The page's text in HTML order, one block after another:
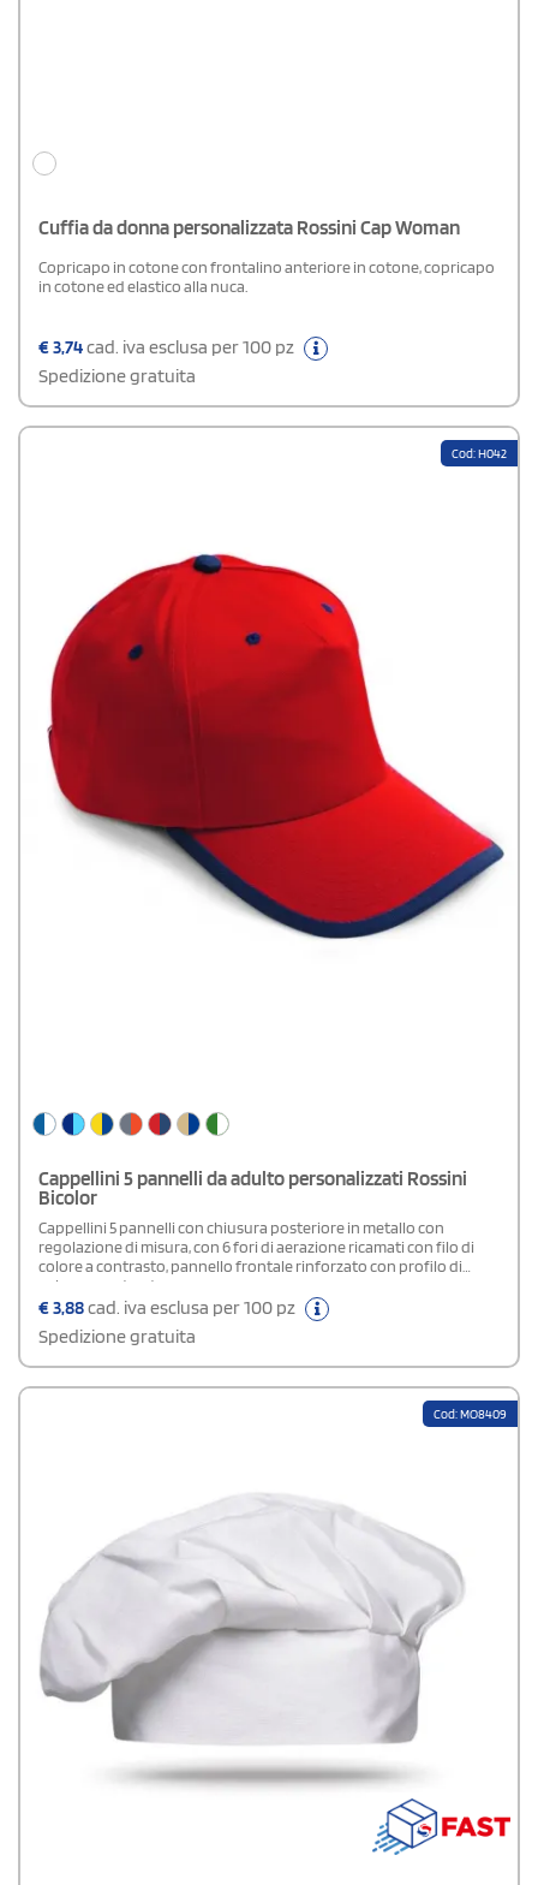
Cuffia da donna personalizzata Rossini Cap Woman
Copricapo in cotone con frontalino anteriore in cotone, copricapo
in cotone ed elastico alla nuca.
€3,74cad. iva esclusa per 100 pz
Spedizione gratuita
Cod: H042
Cappellini 5 pannelli da adulto personalizzati Rossini
Bicolor
Cappellini 5 pannelli con chiusura posteriore in metallo con
regolazione di misura, con 6 fori di aerazione ricamati con filo di
colore a contrasto, pannello frontale rinforzato con profilo di
colore a contrasto.
€3,88cad. iva esclusa per 100 pz
Spedizione gratuita
Cod: MO8409